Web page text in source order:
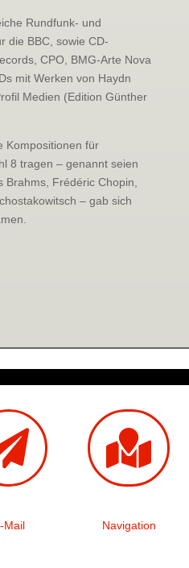
Rundfunk- und
die BBC, sowie CD-
CPO, BMG-Arte Nova
mit Werken von Haydn
Medien (Edition Günther
Kompositionen für
8 tragen – genannt seien
Frédéric Chopin,
– gab sich
Mail

Navigation